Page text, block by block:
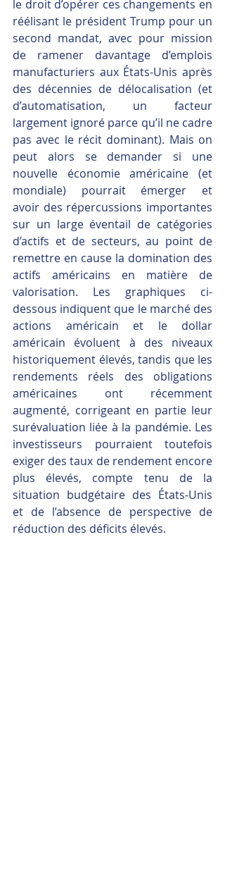
le droit d’opérer ces changements en
réélisant le président Trump pour un
second mandat, avec pour mission
de ramener davantage d’emplois
manufacturiers aux États-Unis après
des décennies de délocalisation (et
d’automatisation, un facteur
largement ignoré parce qu’il ne cadre
pas avec le récit dominant). Mais on
peut alors se demander si une
nouvelle économie américaine (et
mondiale) pourrait émerger et
avoir des répercussions importantes
sur un large éventail de catégories
d’actifs et de secteurs, au point de
remettre en cause la domination des
actifs américains en matière de
valorisation. Les graphiques ci-
dessous indiquent que le marché des
actions américain et le dollar
américain évoluent à des niveaux
historiquement élevés, tandis que les
rendements réels des obligations
américaines ont récemment
augmenté, corrigeant en partie leur
surévaluation liée à la pandémie. Les
investisseurs pourraient toutefois
exiger des taux de rendement encore
plus élevés, compte tenu de la
situation budgétaire des États-Unis
et de l’absence de perspective de
réduction des déficits élevés.